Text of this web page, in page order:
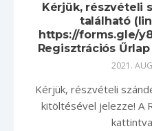
Kérjük, részvételi
található
https://forms.gle/
Regisztrációs
2021.
Kérjük, részvételi
kitöltésével jelezze! A